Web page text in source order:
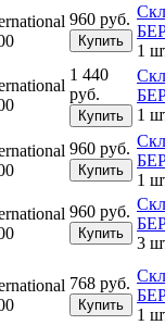
960 руб.
Купить
1
1 440
руб.
Купить
1
960 руб.
Купить
1
960 руб.
Купить
3
768 руб.
Купить
1